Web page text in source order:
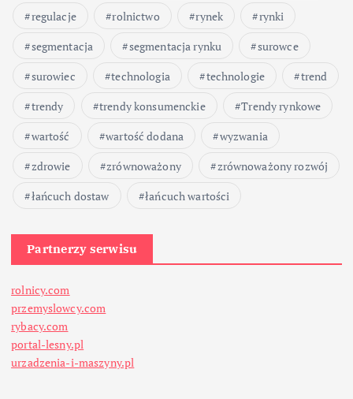
p
i
s
ó
w
regulacje
rolnictwo rynek
rynki
segmentacja
segmentacja rynku
surowce
surowiec
technologia technologie
trend
trendy
trendy konsumenckie
Trendy rynkowe
wartość
wartość dodana
wyzwania
zdrowie
zrównoważony
zrównoważony rozwój
łańcuch dostaw
łańcuch wartości
Partnerzy serwisu
rolnicy.com
przemyslowcy.com
rybacy.com
portal-lesny.pl
urzadzenia-i-maszyny.pl